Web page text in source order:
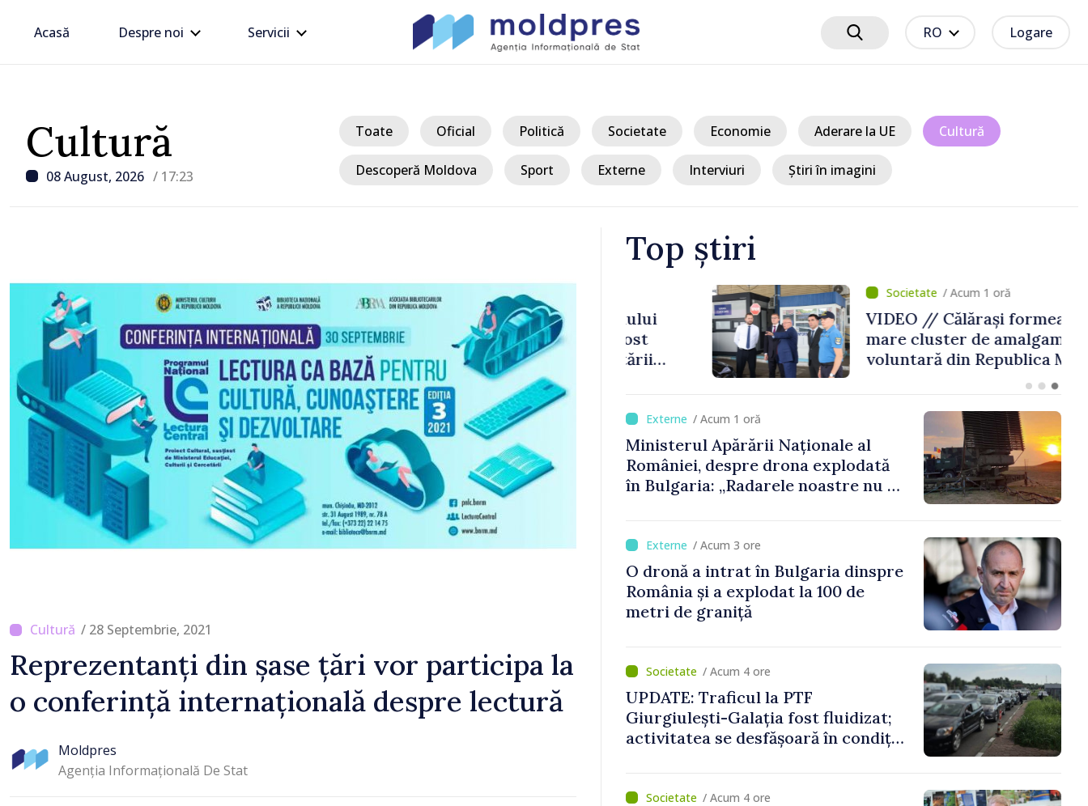
Acasă Despre noi Servicii RO Logare
Cultură
08 August, 2026 / 17:23
Toate Oficial Politică Societate Economie Aderare la UE Cultură
Descoperă Moldova Sport Externe Interviuri Știri în imagini
/ 28 Septembrie, 2021
Reprezentanți din șase țări vor participa la
o conferință internațională despre lectură
Moldpres
Agenția Informațională De Stat
Top știri
/ Acum 42 minute
FOTO // Directorul Serviciului
Vamal, în vizită la Otaci: A fost
examinată posibilitatea dotării
Zonei de control vamal cu un
scanner performant
/ Acum 1 oră
VIDEO // Călărași formează cel mai
mare cluster de amalgamare
voluntară din Republica Moldova.
Consiliul orășenesc a aprobat
/ Acum 1 oră
Ministerul Apărării Naționale al
României, despre drona explodată
în Bulgaria: „Radarele noastre nu au
/ Acum 3 ore
O dronă a intrat în Bulgaria dinspre
România și a explodat la 100 de
metri de graniță
/ Acum 4 ore
UPDATE: Traficul la PTF
Giurgiulești-Galația fost fluidizat;
activitatea se desfășoară în condiții
/ Acum 4 ore